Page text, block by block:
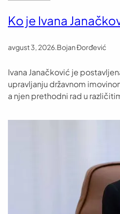
Ko je Ivana
avgust 3, 2026.Bojan Đorđević
Ivana Janačković je
upravljanju državnom
a njen prethodni rad u